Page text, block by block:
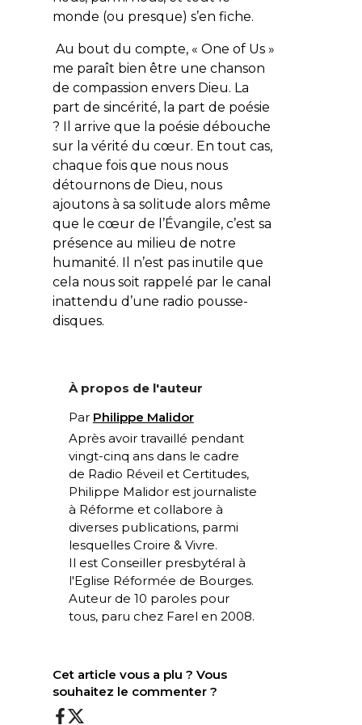
monde (ou presque) s’en fiche.
Au bout du compte, « One of Us »
me paraît bien être une chanson
de compassion envers Dieu. La
part de sincérité, la part de poésie
? Il arrive que la poésie débouche
sur la vérité du cœur. En tout cas,
chaque fois que nous nous
détournons de Dieu, nous
ajoutons à sa solitude alors même
que le cœur de l’Évangile, c’est sa
présence au milieu de notre
humanité. Il n’est pas inutile que
cela nous soit rappelé par le canal
inattendu d’une radio pousse-
disques.
À propos de l'auteur
Par Philippe Malidor
Après avoir travaillé pendant
vingt-cinq ans dans le cadre
de Radio Réveil et Certitudes,
Philippe Malidor est journaliste
à Réforme et collabore à
diverses publications, parmi
lesquelles Croire & Vivre.
Il est Conseiller presbytéral à
l'Eglise Réformée de Bourges.
Auteur de 10 paroles pour
tous, paru chez Farel en 2008.
Cet article vous a plu ? Vous
souhaitez le commenter ?